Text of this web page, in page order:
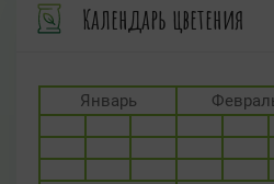
Календарь цветения
Январь